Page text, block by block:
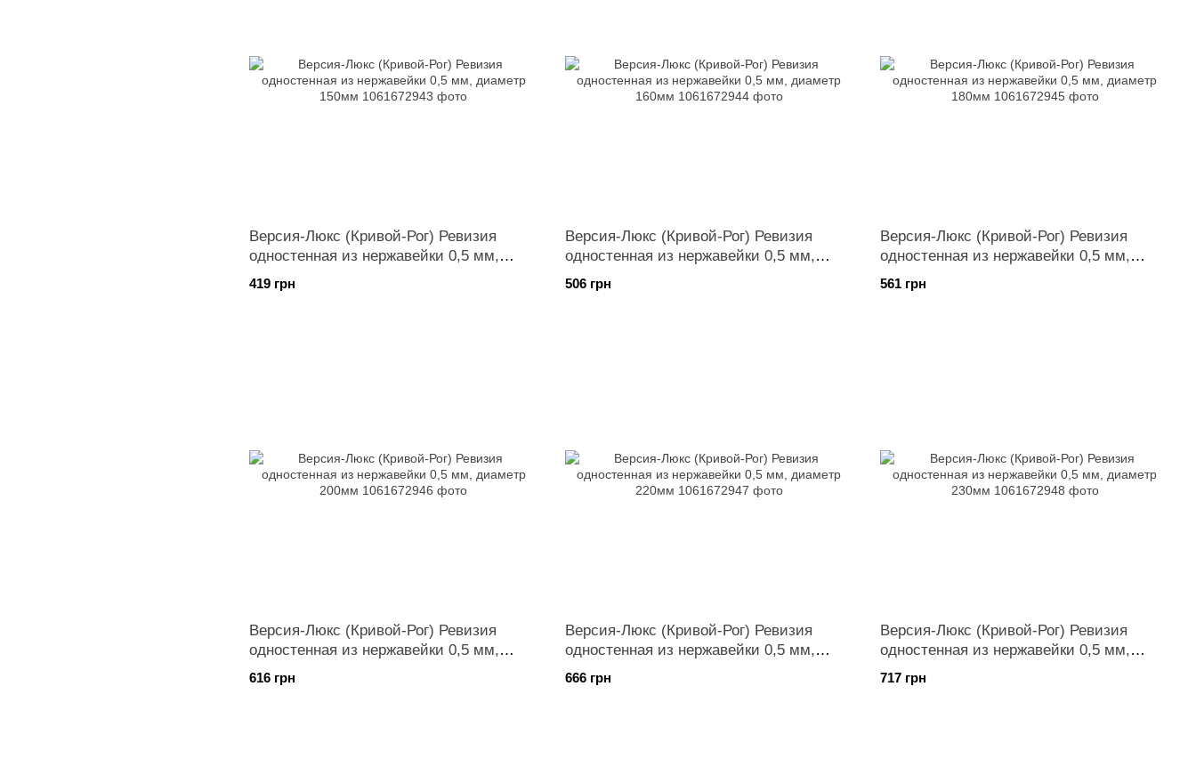
Версия-Люкс (Кривой-Рог) Ревизия
одностенная из нержавейки 0,5 мм,
диаметр 150мм
419 грн
Версия-Люкс (Кривой-Рог) Ревизия
одностенная из нержавейки 0,5 мм,
диаметр 160мм
506 грн
Версия-Люкс (Кривой-Рог) Ревизия
одностенная из нержавейки 0,5 мм,
диаметр 180мм
561 грн
Версия-Люкс (Кривой-Рог) Ревизия
одностенная из нержавейки 0,5 мм,
диаметр 200мм
616 грн
Версия-Люкс (Кривой-Рог) Ревизия
одностенная из нержавейки 0,5 мм,
диаметр 220мм
666 грн
Версия-Люкс (Кривой-Рог) Ревизия
одностенная из нержавейки 0,5 мм,
диаметр 230мм
717 грн